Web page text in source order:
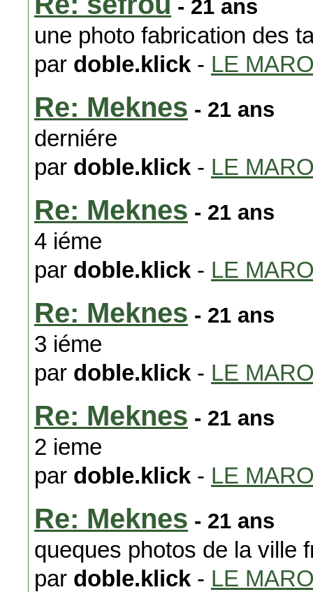
- 21 ans
une photo fabrication des
par doble.klick - LE
Re: Meknes - 21 ans
derniére
par doble.klick - LE
Re: Meknes - 21 ans
4 iéme
par doble.klick - LE
Re: Meknes - 21 ans
3 iéme
par doble.klick - LE
Re: Meknes - 21 ans
2 ieme
par doble.klick - LE
Re: Meknes - 21 ans
queques photos de la ville
par doble.klick - LE